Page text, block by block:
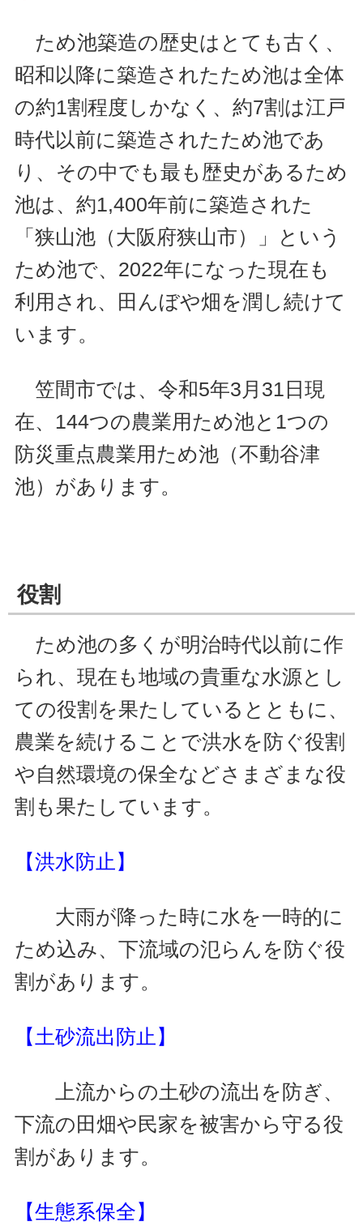
ため池築造の歴史はとても古く、
昭和以降に築造されたため池は全体
の約1割程度しかなく、約7割は江戸
時代以前に築造されたため池であ
り、その中でも最も歴史があるため
池は、約1,400年前に築造された
「狭山池（大阪府狭山市）」という
ため池で、2022年になった現在も
利用され、田んぼや畑を潤し続けて
います。
笠間市では、令和5年3月31日現
在、144つの農業用ため池と1つの
防災重点農業用ため池（不動谷津
池）があります。
役割
ため池の多くが明治時代以前に作
られ、現在も地域の貴重な水源とし
ての役割を果たしているとともに、
農業を続けることで洪水を防ぐ役割
や自然環境の保全などさまざまな役
割も果たしています。
【洪水防止】
大雨が降った時に水を一時的に
ため込み、下流域の氾らんを防ぐ役
割があります。
【土砂流出防止】
上流からの土砂の流出を防ぎ、
下流の田畑や民家を被害から守る役
割があります。
【生態系保全】